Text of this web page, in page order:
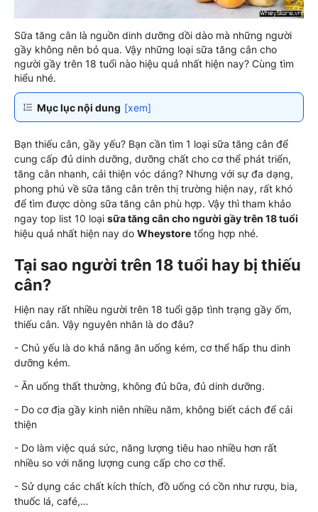
Sữa tăng cân là nguồn dinh dưỡng dồi dào mà những người
gầy không nên bỏ qua. Vậy những loại sữa tăng cân cho
người gầy trên 18 tuổi nào hiệu quả nhất hiện nay? Cùng tìm
hiểu nhé.
Mục lục nội dung [xem]
Bạn thiếu cân, gầy yếu? Bạn cần tìm 1 loại sữa tăng cân để
cung cấp đủ dinh dưỡng, dưỡng chất cho cơ thể phát triển,
tăng cân nhanh, cải thiện vóc dáng? Nhưng với sự đa dạng,
phong phú về sữa tăng cân trên thị trường hiện nay, rất khó
để tìm được dòng sữa tăng cân phù hợp. Vậy thì tham khảo
ngay top list 10 loại sữa tăng cân cho người gầy trên 18 tuổi
hiệu quả nhất hiện nay do Wheystore tổng hợp nhé.
Tại sao người trên 18 tuổi hay bị thiếu
cân?
Hiện nay rất nhiều người trên 18 tuổi gặp tình trạng gầy ốm,
thiếu cân. Vậy nguyên nhân là do đâu?
- Chủ yếu là do khả năng ăn uống kém, cơ thể hấp thu dinh
dưỡng kém.
- Ăn uống thất thường, không đủ bữa, đủ dinh dưỡng.
- Do cơ địa gầy kinh niên nhiều năm, không biết cách để cải
thiện
- Do làm việc quá sức, năng lượng tiêu hao nhiều hơn rất
nhiều so với năng lượng cung cấp cho cơ thể.
- Sử dụng các chất kích thích, đồ uống có cồn như rượu, bia,
thuốc lá, café,…